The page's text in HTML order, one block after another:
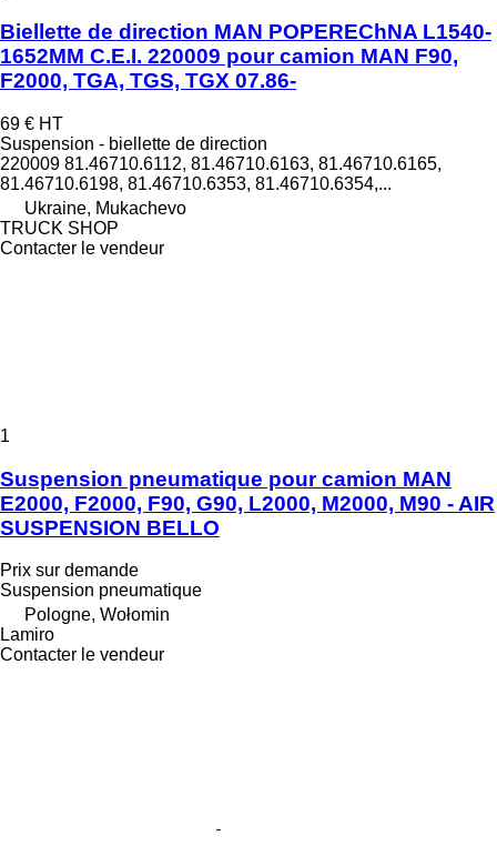
Biellette de direction MAN POPEREChNA L1540-
1652MM C.E.I. 220009 pour camion MAN F90,
F2000, TGA, TGS, TGX 07.86-
69 € HT
Suspension - biellette de direction
220009 81.46710.6112, 81.46710.6163, 81.46710.6165,
81.46710.6198, 81.46710.6353, 81.46710.6354,...
Ukraine, Mukachevo
TRUCK SHOP
Contacter le vendeur
1
Suspension pneumatique pour camion MAN
E2000, F2000, F90, G90, L2000, M2000, M90 - AIR
SUSPENSION BELLO
Prix sur demande
Suspension pneumatique
Pologne, Wołomin
Lamiro
Contacter le vendeur